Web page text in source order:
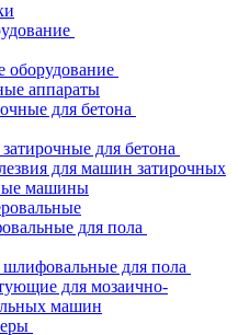
оборудование
аппараты
для бетона
для бетона
для машин затирочных
машины
для пола
для пола
для мозаично-
машин